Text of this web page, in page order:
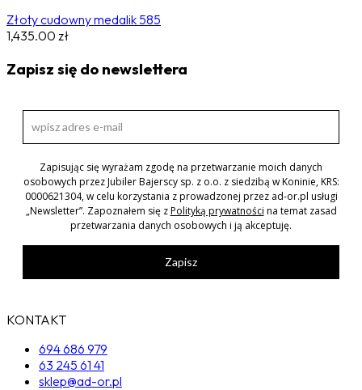
Złoty cudowny medalik 585
1,435.00 zł
Zapisz się do newslettera
Zapisując się wyrażam zgodę na przetwarzanie moich danych
osobowych przez Jubiler Bajerscy sp. z o.o. z siedzibą w Koninie, KRS:
0000621304, w celu korzystania z prowadzonej przez ad-or.pl usługi
„Newsletter”. Zapoznałem się zPolityką prywatności na temat zasad
przetwarzania danych osobowych i ją akceptuję.
Zapisz
KONTAKT
694 686 979
63 245 61 41
sklep@ad-or.pl